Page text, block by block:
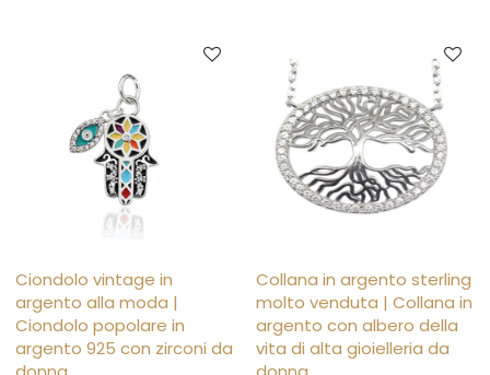
Ciondolo vintage in
argento alla moda |
Ciondolo popolare in
argento 925 con zirconi da
Collana in argento sterling
molto venduta | Collana in
argento con albero della
vita di alta gioielleria da